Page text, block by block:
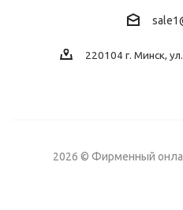
220104 г. Минск,
2026 © Фирменный